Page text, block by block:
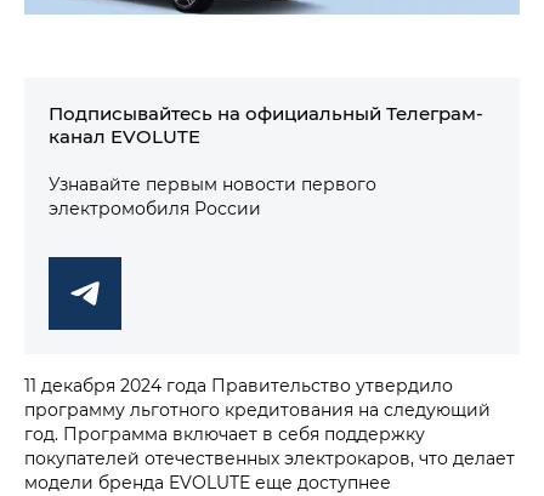
Подписывайтесь на официальный Телеграм-
канал EVOLUTE
Узнавайте первым новости первого
электромобиля России
11 декабря 2024 года Правительство утвердило
программу льготного кредитования на следующий
год. Программа включает в себя поддержку
покупателей отечественных электрокаров, что делает
модели бренда EVOLUTE еще доступнее